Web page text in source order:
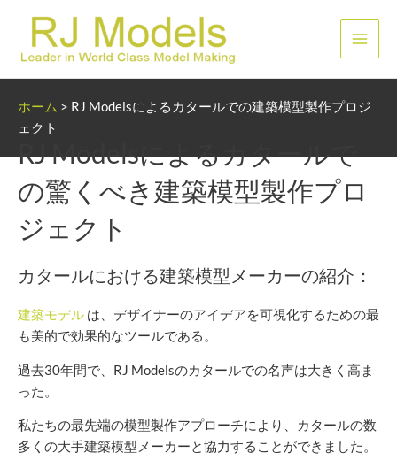
メ
メ
ニ
ー
ホーム > RJ Modelsによるカタールでの建築模型製作プロジ
ェクト
RJ Modelsによるカタールで
の驚くべき建築模型製作プロ
ジェクト
カタールにおける建築模型メーカーの紹介：
建築モデル は、デザイナーのアイデアを可視化するための最
も美的で効果的なツールである。
過去30年間で、RJ Modelsのカタールでの名声は大きく高ま
った。
私たちの最先端の模型製作アプローチにより、カタールの数
多くの大手建築模型メーカーと協力することができました。